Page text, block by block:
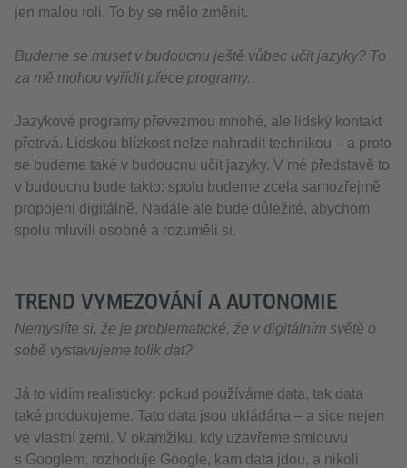
jen malou roli. To by se mělo změnit.
Budeme se muset v budoucnu ještě vůbec učit jazyky? To
za mě mohou vyřídit přece programy.
Jazykové programy převezmou mnohé, ale lidský kontakt
přetrvá. Lidskou blízkost nelze nahradit technikou – a proto
se budeme také v budoucnu učit jazyky. V mé představě to
v budoucnu bude takto: spolu budeme zcela samozřejmě
propojeni digitálně. Nadále ale bude důležité, abychom
spolu mluvili osobně a rozuměli si.
TREND VYMEZOVÁNÍ A AUTONOMIE
Nemyslíte si, že je problematické, že v digitálním světě o
sobě vystavujeme tolik dat?
Já to vidím realisticky: pokud používáme data, tak data
také produkujeme. Tato data jsou ukládána – a sice nejen
ve vlastní zemi. V okamžiku, kdy uzavřeme smlouvu
s Googlem, rozhoduje Google, kam data jdou, a nikoli